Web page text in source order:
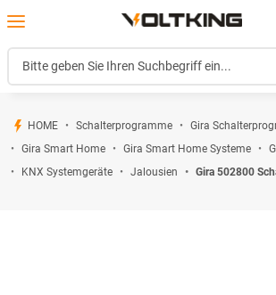
HOME Schalterprogramme
Gira
Gira Smart Home
Gira Smart Home Systeme
KNX Systemgeräte
Jalousien